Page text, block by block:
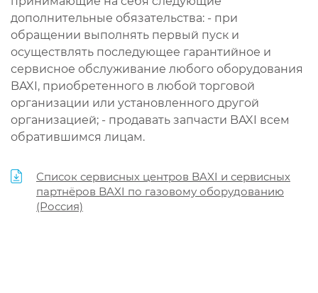
дополнительные обязательства: - при
обращении выполнять первый пуск и
осуществлять последующее гарантийное и
сервисное обслуживание любого оборудования
BAXI, приобретенного в любой торговой
организации или установленного другой
организацией; - продавать запчасти BAXI всем
обратившимся лицам.
Список сервисных центров BAXI и сервисных
партнёров BAXI по газовому оборудованию
(Россия)